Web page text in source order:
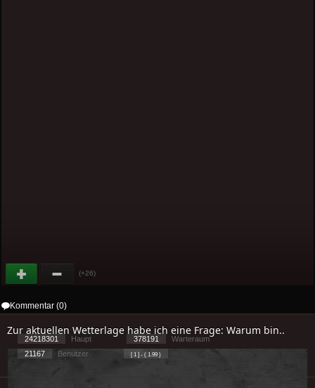
(+26)
Kommentar (0)
Zur aktuellen Wetterlage habe ich eine Frage: Warum bin..
24218301 Haupt 378191
Warteraum
21167
Benutzer [ 1 ] - ( 1.99 )